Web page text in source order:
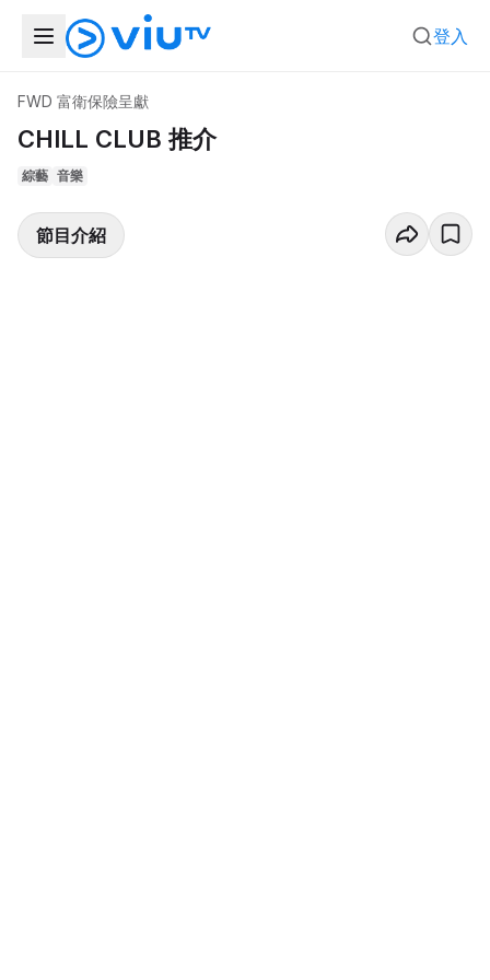
登入
FWD 富衛保險呈獻
CHILL CLUB 推介
綜藝 音樂
節目介紹